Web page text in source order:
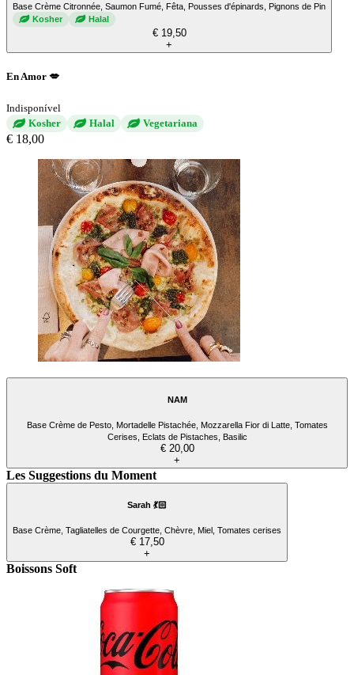
Base Crème Citronnée, Saumon Fumé, Fêta, Pousses d'épinards, Pignons de Pin
Kosher
Halal
€ 19,50
+
En Amor 💋
Indisponível
Kosher
Halal Vegetariana
€ 18,00
NAM
Base Crème de Pesto, Mortadelle Pistachée, Mozzarella Fior di Latte, Tomates
Cerises, Eclats de Pistaches, Basilic
€ 20,00
+
Les Suggestions du Moment
Sarah 💃🏻
Base Crème, Tagliatelles de Courgette, Chèvre, Miel, Tomates cerises
€ 17,50
+
Boissons Soft